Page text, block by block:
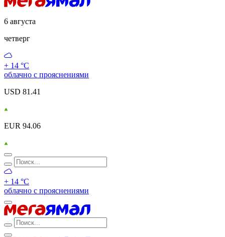
6 августа
четверг
+ 14 °С
облачно с прояснениями
USD 81.41
EUR 94.06
+ 14 °С
облачно с прояснениями